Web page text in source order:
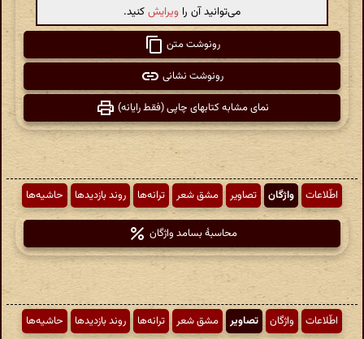
می‌توانید آن را ویرایشکنید.
رونوشت متن
رونوشت نشانی
نمای مشابه کتابهای چاپی (فقط رایانه)
اطّلاعات واژگان تصاویر مشق شعر ترانه‌ها روند بازدیدها حاشیه‌ها
محاسبهٔ بسامد واژگان
اطّلاعات واژگان تصاویر مشق شعر ترانه‌ها روند بازدیدها حاشیه‌ها